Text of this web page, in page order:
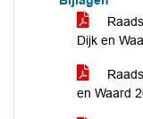
Dijk en
en Waard